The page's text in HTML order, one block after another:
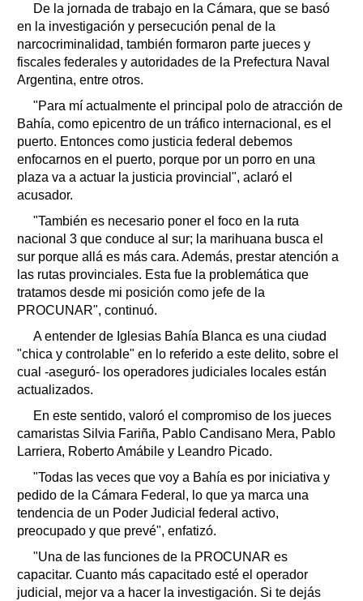
De la jornada de trabajo en la Cámara, que se basó
en la investigación y persecución penal de la
narcocriminalidad, también formaron parte jueces y
fiscales federales y autoridades de la Prefectura Naval
Argentina, entre otros.
"Para mí actualmente el principal polo de atracción de
Bahía, como epicentro de un tráfico internacional, es el
puerto. Entonces como justicia federal debemos
enfocarnos en el puerto, porque por un porro en una
plaza va a actuar la justicia provincial", aclaró el
acusador.
"También es necesario poner el foco en la ruta
nacional 3 que conduce al sur; la marihuana busca el
sur porque allá es más cara. Además, prestar atención a
las rutas provinciales. Esta fue la problemática que
tratamos desde mi posición como jefe de la
PROCUNAR", continuó.
A entender de Iglesias Bahía Blanca es una ciudad
"chica y controlable" en lo referido a este delito, sobre el
cual -aseguró- los operadores judiciales locales están
actualizados.
En este sentido, valoró el compromiso de los jueces
camaristas Silvia Fariña, Pablo Candisano Mera, Pablo
Larriera, Roberto Amábile y Leandro Picado.
"Todas las veces que voy a Bahía es por iniciativa y
pedido de la Cámara Federal, lo que ya marca una
tendencia de un Poder Judicial federal activo,
preocupado y que prevé", enfatizó.
"Una de las funciones de la PROCUNAR es
capacitar. Cuanto más capacitado esté el operador
judicial, mejor va a hacer la investigación. Si te dejás